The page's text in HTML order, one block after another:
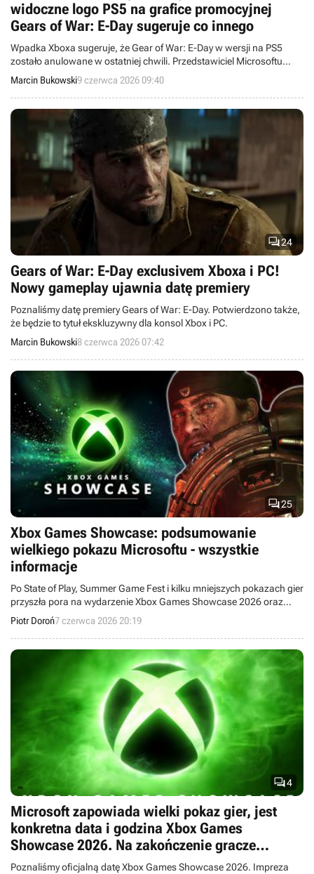
widoczne logo PS5 na grafice promocyjnej
Gears of War: E-Day sugeruje co innego
Wpadka Xboxa sugeruje, że Gear of War: E-Day w wersji na PS5
zostało anulowane w ostatniej chwili. Przedstawiciel Microsoftu
stanowczo temu zaprzeczył.
Marcin Bukowski9 czerwca 2026 09:40
24
Gears of War: E-Day exclusivem Xboxa i PC!
Nowy gameplay ujawnia datę premiery
Poznaliśmy datę premiery Gears of War: E-Day. Potwierdzono także,
że będzie to tytuł ekskluzywny dla konsol Xbox i PC.
Marcin Bukowski8 czerwca 2026 07:42
25
Xbox Games Showcase: podsumowanie
wielkiego pokazu Microsoftu - wszystkie
informacje
Po State of Play, Summer Game Fest i kilku mniejszych pokazach gier
przyszła pora na wydarzenie Xbox Games Showcase 2026 oraz
Direct poświęcony w całości Gears of War: E-Day.
Piotr Doroń7 czerwca 2026 20:19
4
Microsoft zapowiada wielki pokaz gier, jest
konkretna data i godzina Xbox Games
Showcase 2026. Na zakończenie gracze
otrzymają dodatkową niespodziankę
Poznaliśmy oficjalną datę Xbox Games Showcase 2026. Impreza